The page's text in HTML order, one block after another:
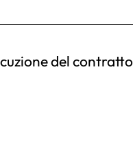
del contratto